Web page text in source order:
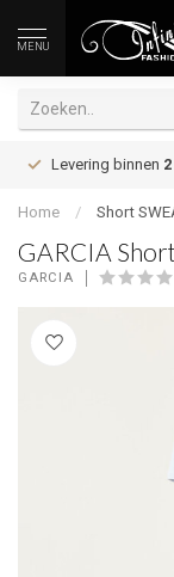
MENU
Levering binnen
Home / Short
GARCIA
GARCIA